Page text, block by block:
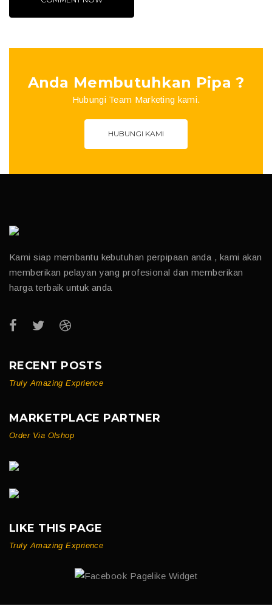
Anda Membutuhkan Pipa ?
Hubungi Team Marketing kami.
HUBUNGI KAMI
Kami siap membantu kebutuhan perpipaan anda , kami akan
memberikan pelayan yang profesional dan memberikan
harga terbaik untuk anda
RECENT POSTS
Truly Amazing Exprience
MARKETPLACE PARTNER
Order Via Olshop
LIKE THIS PAGE
Truly Amazing Exprience